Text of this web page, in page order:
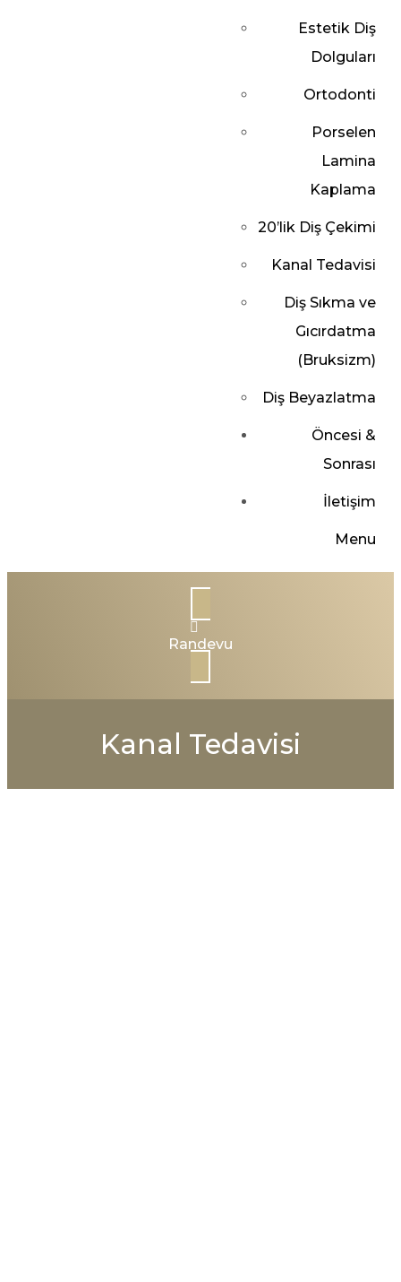
Estetik Diş
Dolguları
Ortodonti
Porselen
Lamina
Kaplama
20’lik Diş Çekimi
Kanal Tedavisi
Diş Sıkma ve
Gıcırdatma
(Bruksizm)
Diş Beyazlatma
Öncesi &
Sonrası
İletişim
Menu
Randevu
Kanal Tedavisi